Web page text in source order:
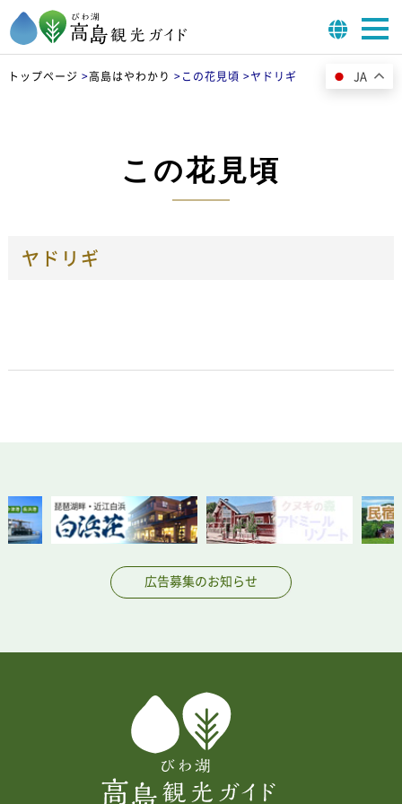
トップページ >高島はやわかり >この花見頃 >ヤドリギ
この花見頃
ヤドリギ
広告募集のお知らせ
JA